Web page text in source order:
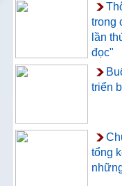
trong
lần
đọc"
triển
tổng